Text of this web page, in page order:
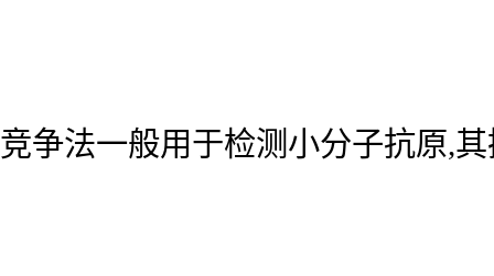
竞争法一般用于检测小分子抗原,